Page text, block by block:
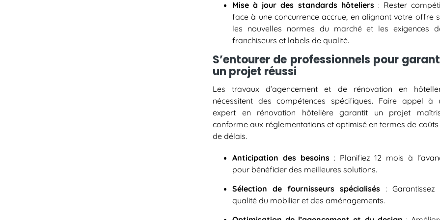
Mise à jour des standards hôteliers : Rester
face à une concurrence accrue, en alignant votre offre
les nouvelles normes du marché et les exigences
franchiseurs et labels de qualité.
S’entourer de professionnels pour
un projet réussi
Les travaux d’agencement et de rénovation en
nécessitent des compétences spécifiques. Faire appel à
expert en rénovation hôtelière garantit un projet
conforme aux réglementations et optimisé en termes de coûts
de délais.
Anticipation des besoins: Planifiez 12 mois à
pour bénéficier des meilleures solutions.
Sélection de fournisseurs spécialisés : Garantissez
qualité du mobilier et des aménagements.